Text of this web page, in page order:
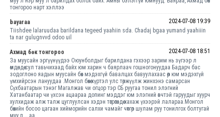
тонгороо нарт хэллээ
bayaraa
2024-07-08 19:39
Tiishdee lalaruudaa barildana tegeed yaahiin sda. Chadaj bgaa yumand yaahiiin
ta nar gulugnvvd odoo uil
Ахмад бөк тонгороо
2024-07-08 18:51
За муусайн эргүүнүүдээ Оюунболдыг барилдана гэхээр зарим нь зүгээр л
өмдөндөө сул тавьчихаад байх юм харин ч баярлаач гошногонуудаа Бадарч бас
зодоглоно яадын муусайн бөх мэдэхгүй бавалцах бавуулахаас өөр юм мэдэхгүй
үмхийрсэн лануудаа .Монгол бөхөө хүртэл улс төржүүлж жинхэнэ самарсан
Сүхбаатарын тэнэг Магалжав чи огцор тэр СБ руугаа тонил элэгний
Хатанбаатар чи үхсэн ацаараа допинг мэддэг юм элэгний өвчтэй гаруудыг хуурч
хулхидаж алж талж цуглуулсан хэдэн төгрөгөндөө хахаж үхээрэй лалараа.Монгол
бөхийн босоо цагаан хийморийн салхи чамайг чөтгөр шулам руу тонилгох болтугай